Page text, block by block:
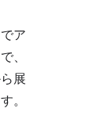
ア
、
展
。